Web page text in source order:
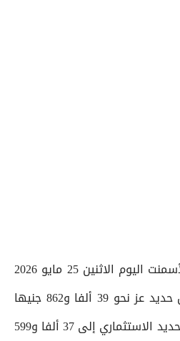
استقرت أسعار الحديد والأسمنت اليوم الاثنين 25 مايو 2026
خيث بلغ متوسط سعر طن حديد عز نحو 39 ألفا و862 جنيها
فيما وصل متوسط سعر الحديد الاستثماري إلى 37 ألفا و599